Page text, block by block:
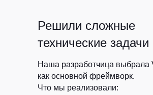
Решили сложные
технические задачи
Наша разработчица выбрала
как основной фреймворк.
Что мы реализовали: